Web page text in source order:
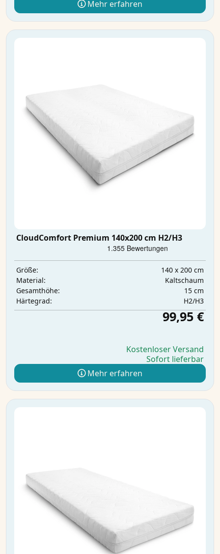
Mehr erfahren
CloudComfort Premium 140x200 cm H2/H3
Größe:
140 x 200 cm
Material:
Kaltschaum
Gesamthöhe:
15 cm
Härtegrad:
H2/H3
99,95 €
Kostenloser Versand
Sofort lieferbar
Mehr erfahren